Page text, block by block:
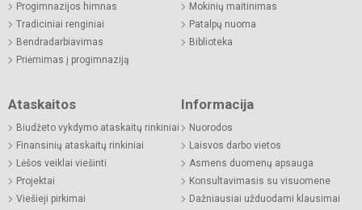
Progimnazijos himnas
Tradiciniai renginiai
Bendradarbiavimas
Priėmimas į progimnaziją
Mokinių maitinimas
Patalpų nuoma
Biblioteka
Ataskaitos
Biudžeto vykdymo ataskaitų rinkiniai
Finansinių ataskaitų rinkiniai
Lėšos veiklai viešinti
Projektai
Viešieji pirkimai
Informacija
Nuorodos
Laisvos darbo vietos
Asmens duomenų apsauga
Konsultavimasis su visuomene
Dažniausiai užduodami klausimai